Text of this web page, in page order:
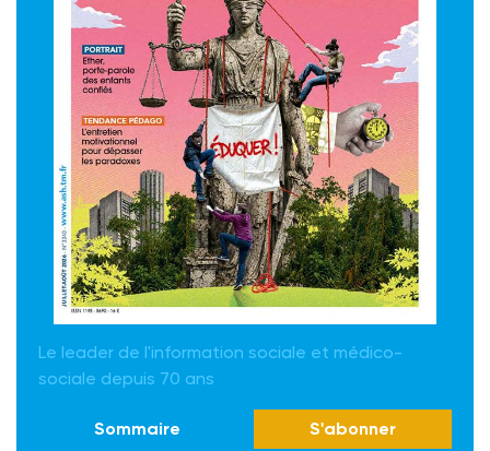
Le leader de l'information sociale et médico-
sociale depuis 70 ans
Sommaire S'abonner